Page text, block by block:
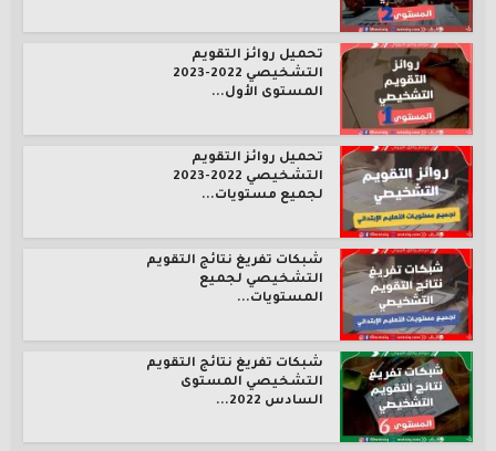
تحميل روائز التقويم
التشخيصي 2022-2023
المستوى الأول...
تحميل روائز التقويم
التشخيصي 2022-2023
لجميع مستويات...
شبكات تفريغ نتائج التقويم
التشخيصي لجميع
المستويات...
شبكات تفريغ نتائج التقويم
التشخيصي المستوى
السادس 2022...